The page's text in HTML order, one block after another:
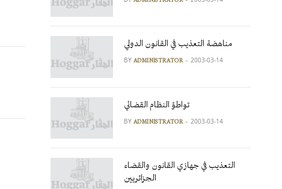
مناهضة التعذيب في القانون الدولي
BY ADMINISTRATOR 2003-03-14
تواطؤ النظام القضائي
BY ADMINISTRATOR 2003-03-14
التعذيب في جهازي القانون والقضاء
الجزائريين